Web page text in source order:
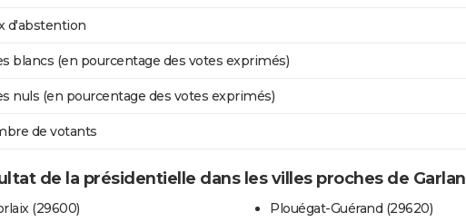
d'abstention
blancs (en pourcentage des votes exprimés)
nuls (en pourcentage des votes exprimés)
de votants
de la présidentielle dans les villes proches de Garlan
(29600)
Plouégat-Guérand (29620)